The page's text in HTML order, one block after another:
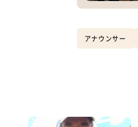
アナウンサー